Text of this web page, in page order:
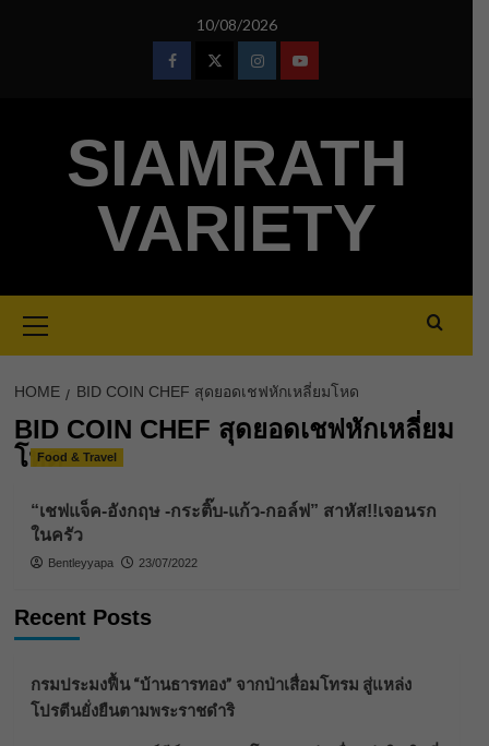
10/08/2026
FacebookTwitterInstagramYoutube
SIAMRATH
VARIETY
Menu
HOME BID COIN CHEF สุดยอดเชฟหักเหลี่ยมโหด
BID COIN CHEF สุดยอดเชฟหักเหลี่ยม
โหดFood & Travel
“เชฟแจ็ค-อังกฤษ -กระติ๊บ-แก้ว-กอล์ฟ” สาหัส!!เจอนรก
ในครัว
Bentleyyapa 23/07/2022
Recent Posts
กรมประมงฟื้น “บ้านธารทอง” จากป่าเสื่อมโทรม สู่แหล่ง
โปรตีนยั่งยืนตามพระราชดำริ